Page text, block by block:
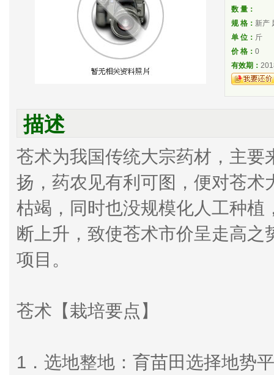
数 量：
规 格： 新产
单 位： 斤
价 格： 0
有效期：
描述
苍术为我国传统大宗药材，主
扬，药农见有利可图，便对苍
枯竭，同时也没规模化人工种植
断上升，致使苍术市价呈走高
项目。
苍术【栽培要点】
1．选地整地：育苗田选择地势